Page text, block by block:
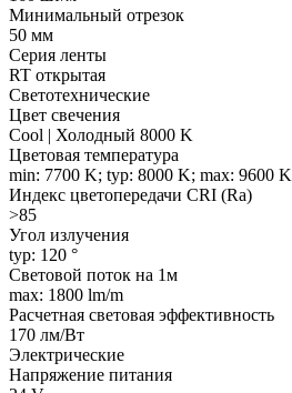
Минимальный отрезок
50 мм
Серия ленты
RT открытая
Светотехнические
Цвет свечения
Cool | Холодный 8000 K
Цветовая температура
min: 7700 K; typ: 8000 K; max: 9600 K
Индекс цветопередачи CRI (Ra)
>85
Угол излучения
typ: 120 °
Световой поток на 1м
max: 1800 lm/m
Расчетная световая эффективность
170 лм/Вт
Электрические
Напряжение питания